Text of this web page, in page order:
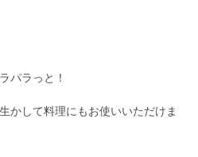
パラっと！
かして料理にもお使いいただけま